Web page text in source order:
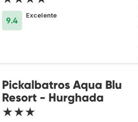
9.4
Excelente
Pickalbatros Aqua Blu
Resort - Hurghada
★★★